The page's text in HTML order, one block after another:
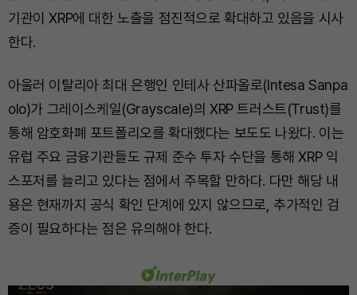
기관이 XRP에 대한 노출을 점진적으로 확대하고 있음을 시사
한다.
아울러 이탈리아 최대 은행인 인테사 산파올로(Intesa Sanpa
olo)가 그레이스케일(Grayscale)의 XRP 트러스트(Trust)를
통해 암호화폐 포트폴리오를 확대했다는 보도도 나왔다. 이는
유럽 주요 금융기관들도 규제 준수 투자 수단을 통해 XRP 익
스포저를 늘리고 있다는 점에서 주목할 만하다. 다만 해당 내
용은 현재까지 공식 확인 단계에 있지 않으므로, 추가적인 검
증이 필요하다는 점은 유의해야 한다.